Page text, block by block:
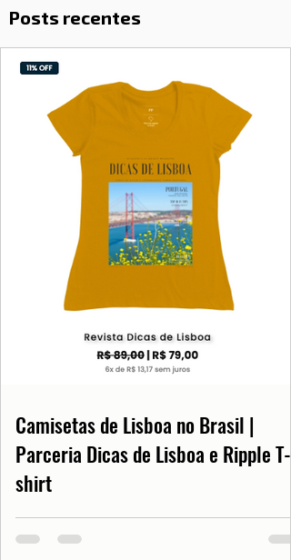
Posts recentes
Camisetas de Lisboa no Brasil |
Parceria Dicas de Lisboa e Ripple T-
shirt